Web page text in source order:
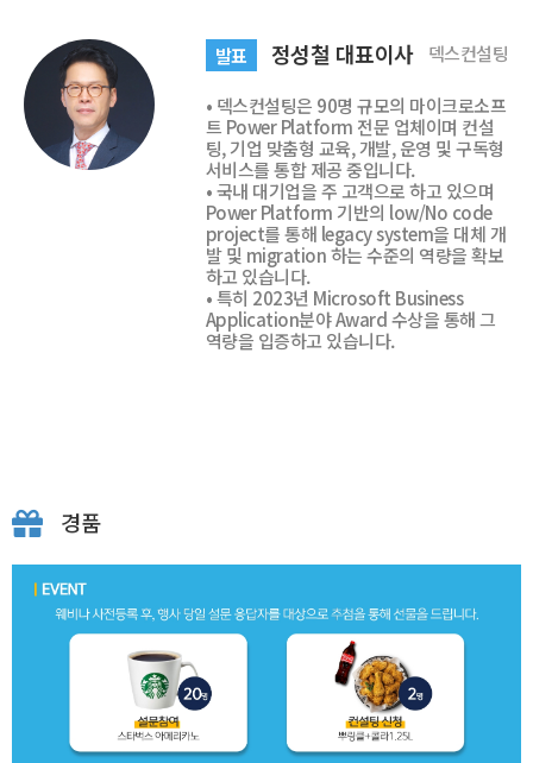
발표 정성철 대표이사 덱스컨설팅
• 덱스컨설팅은 90명 규모의 마이크로소프
트 Power Platform 전문 업체이며 컨설
팅, 기업 맞춤형 교육, 개발, 운영 및 구독형
서비스를 통합 제공 중입니다.
• 국내 대기업을 주 고객으로 하고 있으며
Power Platform 기반의 low/No code
project를 통해 legacy system을 대체 개
발 및 migration 하는 수준의 역량을 확보
하고 있습니다.
• 특히 2023년 Microsoft Business
Application분야 Award 수상을 통해 그
역량을 입증하고 있습니다.
경품